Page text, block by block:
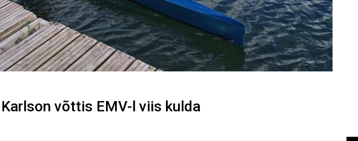
võttis EMV-l viis kulda